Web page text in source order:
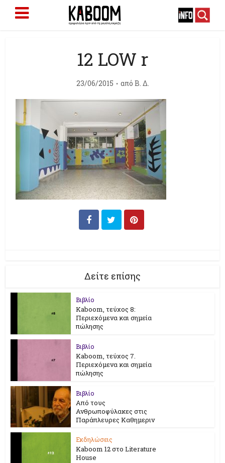
12 LOW r
23/06/2015 από Β. Δ.
Δείτε επίσης
Βιβλίο
Kaboom, τεύχος 8:
Περιεχόμενα και σημεία
πώλησης
Βιβλίο
Kaboom, τεύχος 7.
Περιεχόμενα και σημεία
πώλησης
Βιβλίο
Από τους
Ανθρωποφύλακες στις
Παράπλευρες Καθημεριν
Εκδηλώσεις
Kaboom 12 στο Literature
House